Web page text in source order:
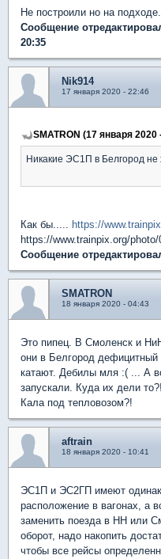
Не построили но на подходе.
Сообщение
20:35
Nik914
17 января 2020 - 22:46
SMATRON (17 января 2020
Никакие ЭС1П в Белгород не
Как бы..... https://
https://www.trainpix.org/
Сообщение
SMATRON
18 января 2020 - 04:43
Это пипец. В Смоленск и
они в Белгород
катают. Дебилы мля :( ... А
запускали. Куда их дели
Кала под тепловозом?!
aftrain
18 января 2020 - 10:41
ЭС1П и ЭС2ГП имеют
расположение в вагонах, а
заменить поезда в НН или
оборот, надо накопить
чтобы все рейсы